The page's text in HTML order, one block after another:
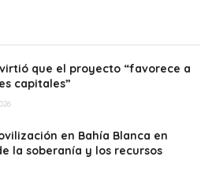
que el proyecto “favorece a
capitales”
en Bahía Blanca en
la soberanía y los recursos